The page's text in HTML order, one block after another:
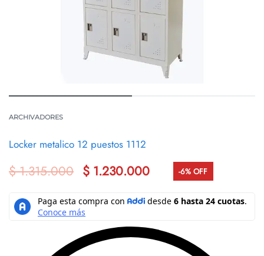
ARCHIVADORES
Locker metalico 12 puestos 1112
$1.315.000 $ 1.230.000 -6% OFF